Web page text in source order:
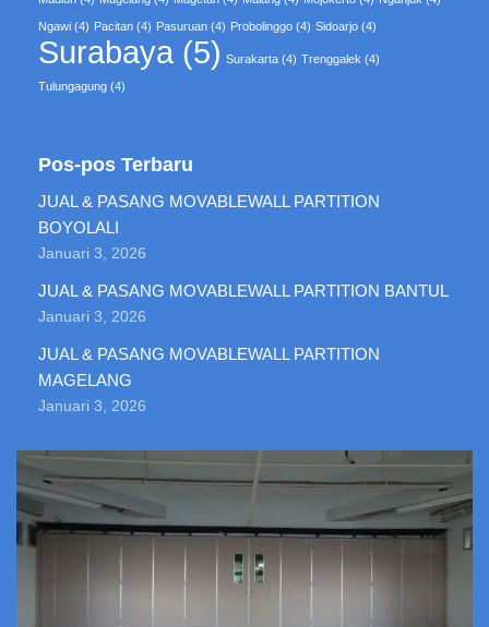
Ngawi (4) Pacitan (4) Pasuruan (4) Probolinggo (4) Sidoarjo (4)
Surabaya (5) Surakarta (4) Trenggalek (4)
Tulungagung (4)
Pos-pos Terbaru
JUAL & PASANG MOVABLEWALL PARTITION
BOYOLALI
Januari 3, 2026
JUAL & PASANG MOVABLEWALL PARTITION BANTUL
Januari 3, 2026
JUAL & PASANG MOVABLEWALL PARTITION
MAGELANG
Januari 3, 2026